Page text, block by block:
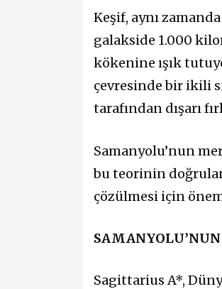
Keşif, aynı
galakside 1.000
kökenine ışık
çevresinde bir ikili
tarafından dışarı
Samanyolu’nun
bu teorinin
çözülmesi için
Sagittarius A*,